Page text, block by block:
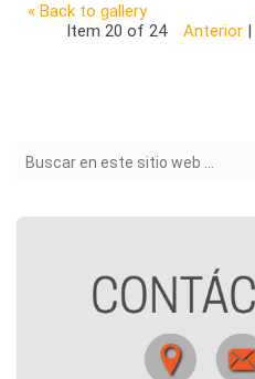
« Back to gallery
Item 20 of 24
Anterior|
Formulario de búsqueda